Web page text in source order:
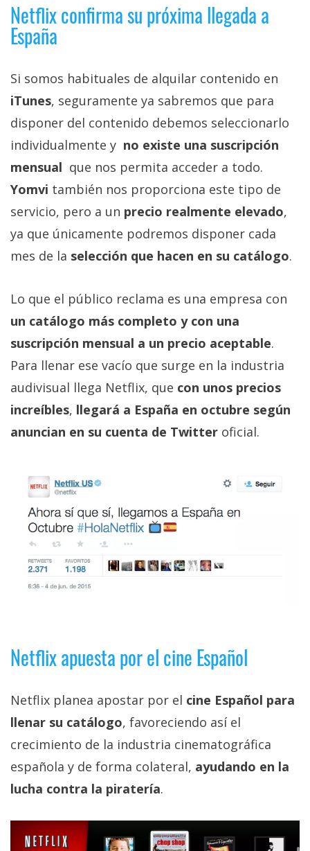
Contacto
/
Sobre
/
Publicidad
/
Cambiar
opciones
de
privacidad
/
Aviso
Legal
comunicación
digital donde
encontrarás
noticias sobre
tecnología,
móviles,
ordenadores,
apps,
informática,
comparativas,
El Grupo
Informático
(CC) 2006-
2026.Algunos
derechos
Netflix confirma su próxima llegada a
España
Si somos habituales de alquilar contenido en
iTunes, seguramente ya sabremos que para
disponer del contenido debemos seleccionarlo
individualmente y no existe una suscripción
mensual que nos permita acceder a todo.
Yomvi también nos proporciona este tipo de
servicio, pero a un precio realmente elevado,
ya que únicamente podremos disponer cada
mes de la selección que hacen en su catálogo.
Lo que el público reclama es una empresa con
un catálogo más completo y con una
suscripción mensual a un precio aceptable.
Para llenar ese vacío que surge en la industria
audivisual llega Netflix, que con unos precios
increíbles, llegará a España en octubre según
anuncian en su cuenta de Twitter oficial.
Netflix apuesta por el cine Español
Netflix planea apostar por el cine Español para
llenar su catálogo, favoreciendo así el
crecimiento de la industria cinematográfica
española y de forma colateral, ayudando en la
lucha contra la piratería.